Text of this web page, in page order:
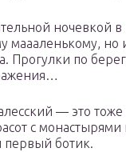
ночевкой
маааленькому, но
Прогулки по
— это тоже
с монастырями
первый ботик.